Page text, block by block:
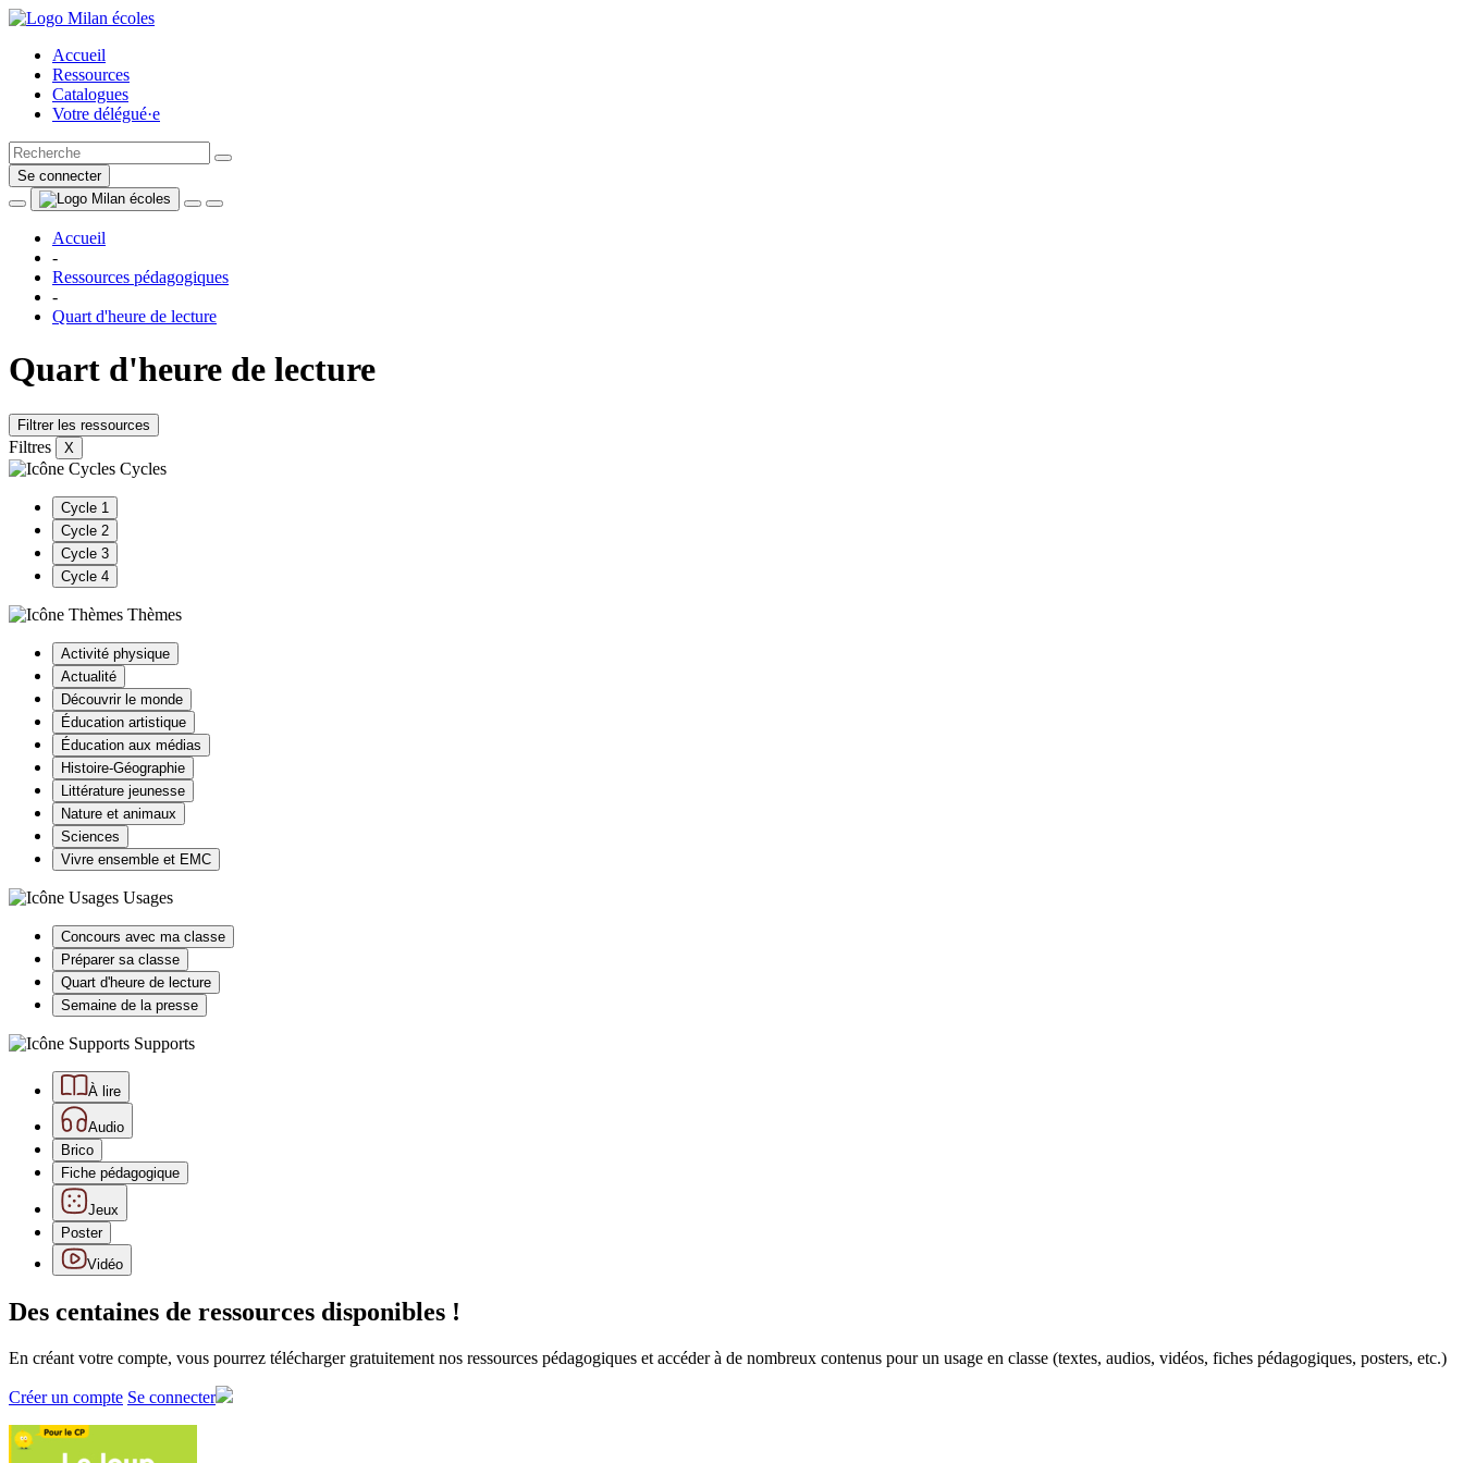
Accueil
Ressources
Catalogues
Votre délégué·e
Se connecter
Accueil
-
Ressources pédagogiques
-
Quart d'heure de lecture
Quart d'heure de lecture
Filtrer les ressources
Filtres X
Cycles
Cycle 1
Cycle 2
Cycle 3
Cycle 4
Thèmes
Activité physique
Actualité
Découvrir le monde
Éducation artistique
Éducation aux médias
Histoire-Géographie
Littérature jeunesse
Nature et animaux
Sciences
Vivre ensemble et EMC
Usages
Concours avec ma classe
Préparer sa classe
Quart d'heure de lecture
Semaine de la presse
Supports
À lire
Audio
Brico
Fiche pédagogique
Jeux
Poster
Vidéo
Des centaines de ressources disponibles !
En créant votre compte, vous pourrez télécharger gratuitement nos ressources pédagogiques et accéder à de nombreux contenus pour un usage en classe (textes, audios, vidéos, fiches pédagogiques, posters, etc.)
Créer un compte Se connecter